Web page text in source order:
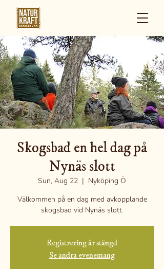
Skogsbad en hel dag på
Nynäs slott
Sun, Aug 22
  |
Nyköping Ö
Välkommen på en dag med avkopplande
skogsbad vid Nynäs slott.
Registrering är stängd
Se andra evenemang